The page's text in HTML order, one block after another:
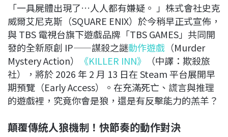
b
o
o
k
a
d
e
d
I
n
L
i
n
k
「一具屍體出現了…人人都有嫌疑。 」株式會社史克
威爾艾尼克斯（SQUARE ENIX）於今稍早正式宣佈，
與 TBS 電視台旗下遊戲品牌「TBS GAMES」共同開
發的全新原創 IP——謀殺之謎動作遊戲 （Murder
Mystery Action）
《KILLER INN》
（中譯：欺殺旅
社），將於 2026 年 2 月 13 日在 Steam 平台展開早
期預覽（Early Access）。在充滿死亡、謊言與推理
的遊戲裡，究竟你會是狼，還是有反擊能力的羔羊？
顛覆傳統人狼機制！快節奏的動作對決